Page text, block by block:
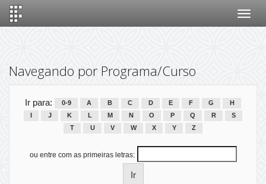
Navegando por Programa/Curso
Ir para: 0-9 A B C D E F G
H
J K L M N O P Q R
S
T
U V W X Y Z
ou entre com as primeiras letras: